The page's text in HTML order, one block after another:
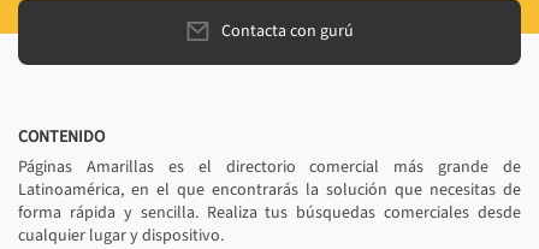
Contacta con gurú
CONTENIDO
Páginas Amarillas es el directorio comercial más grande de
Latinoamérica, en el que encontrarás la solución que necesitas de
forma rápida y sencilla. Realiza tus búsquedas comerciales desde
cualquier lugar y dispositivo.